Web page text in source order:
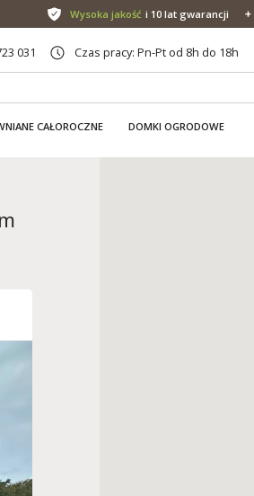
Wysoka jakość i 10 lat gwarancji
031 Czas pracy: Pn-Pt od 8h do 18h
CAŁOROCZNE DOMKI OGRODOWE